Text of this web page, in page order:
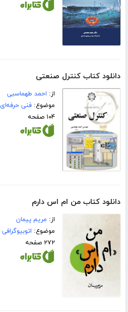
دانلود کتاب کنترل صنعتی
از: احمد طهماسبی
موضوع:فنی حرفه‌ای
۱۰۴ صفحه
دانلود کتاب من ام اس دارم
از: مریم پیمان
موضوع: اتوبیوگرافی
۲۷۲ صفحه